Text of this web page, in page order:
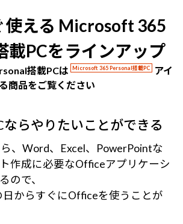
使える Microsoft 365
載PCをラインアップ
搭載PCは Microsoft 365 Personal搭載PC
アイ
商品をご覧ください
らやりたいことができる
、Word、Excel、PowerPointな
作成に必要なOfficeアプリケーシ
ので、
日からすぐにOfficeを使うことが